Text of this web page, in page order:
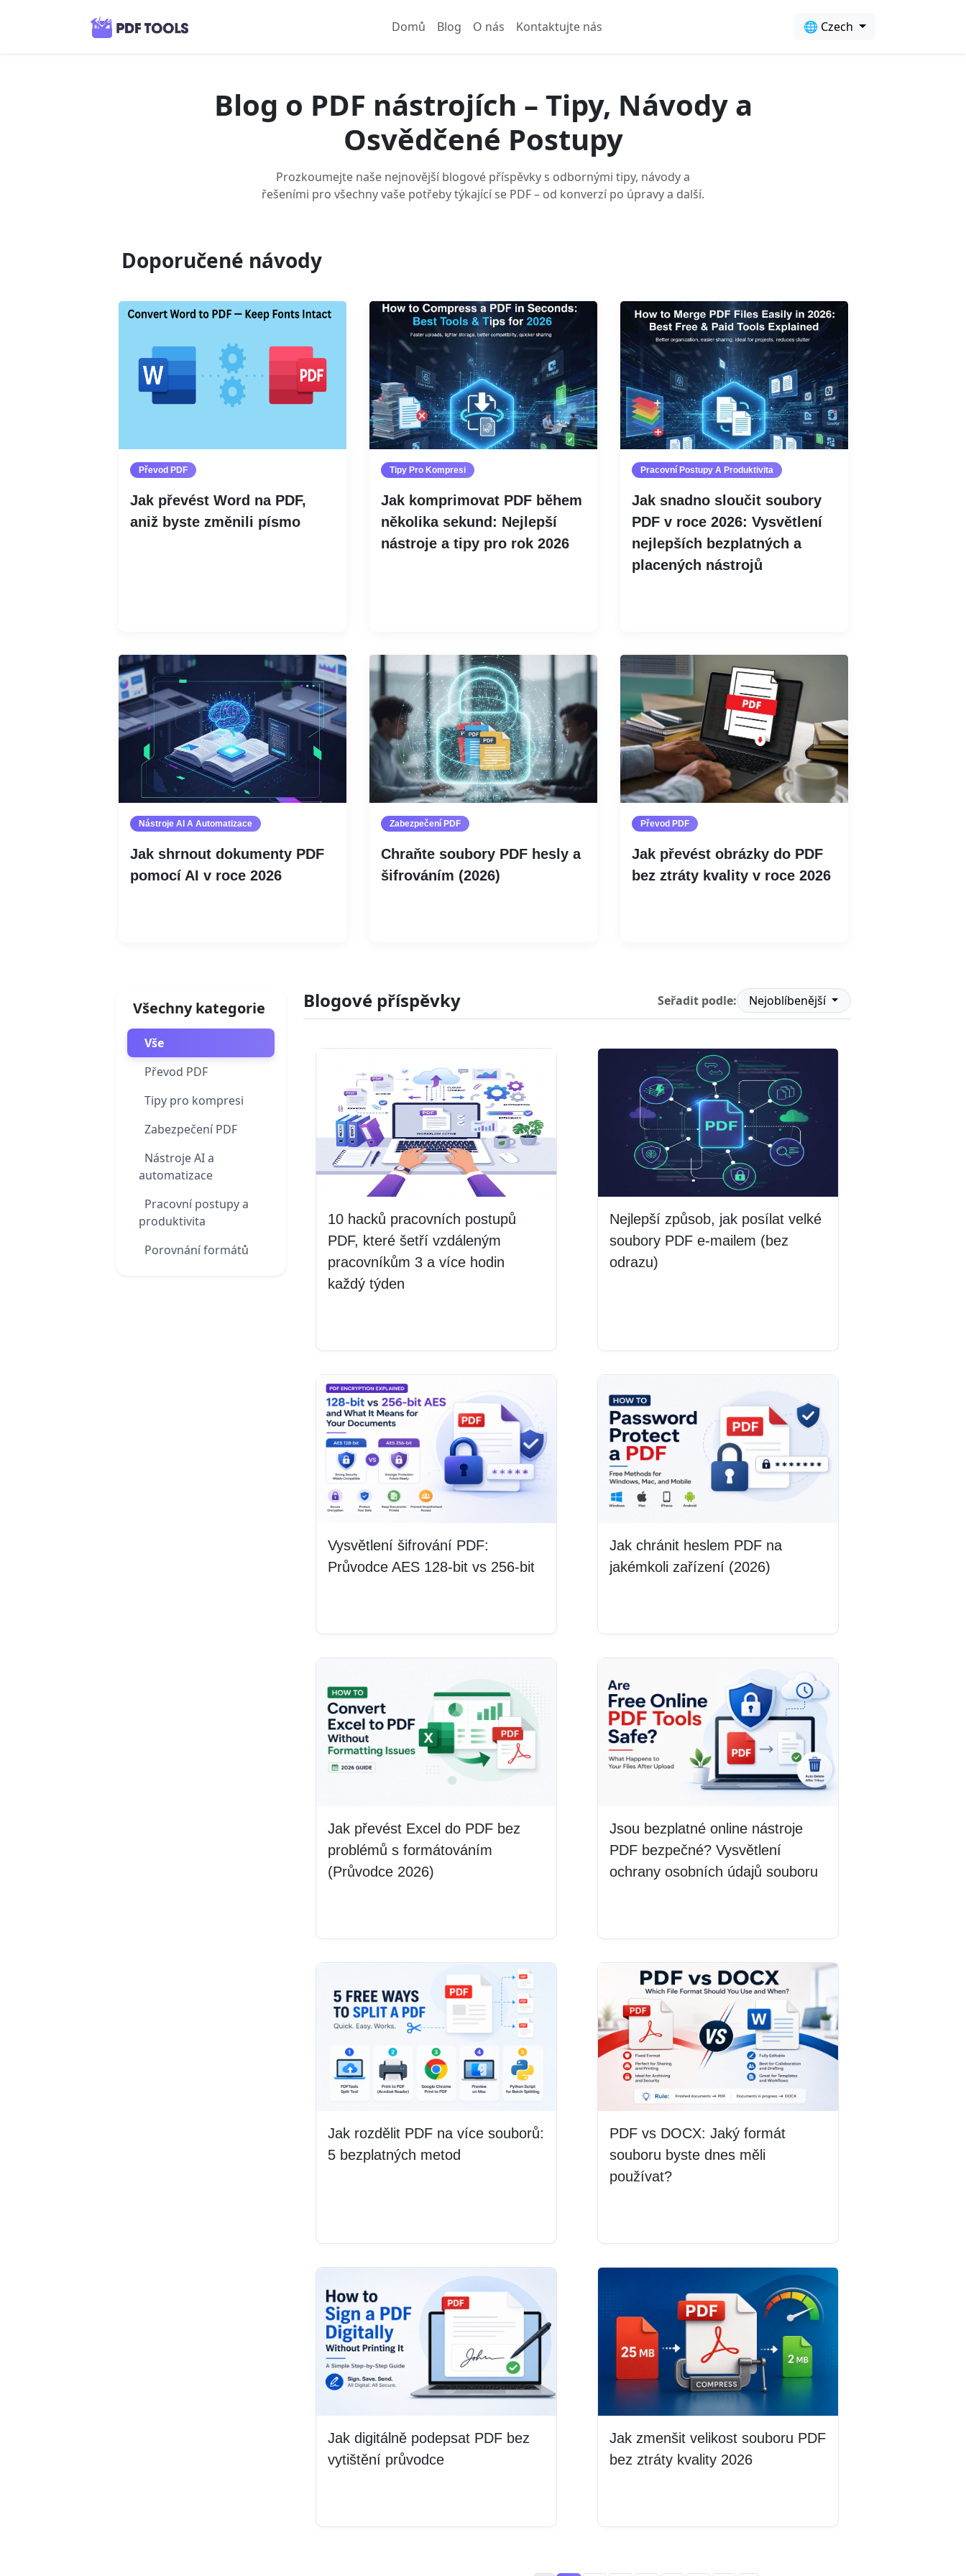
Domů Blog O nás Kontaktujte nás 🌐 Czech
Blog o PDF nástrojích – Tipy, Návody a
Osvědčené Postupy
Prozkoumejte naše nejnovější blogové příspěvky s odbornými tipy, návody a
řešeními pro všechny vaše potřeby týkající se PDF – od konverzí po úpravy a další.
Doporučené návody
Převod PDF
Jak převést Word na PDF,
aniž byste změnili písmo
Tipy Pro Kompresi
Jak komprimovat PDF během
několika sekund: Nejlepší
nástroje a tipy pro rok 2026
Pracovní Postupy A Produktivita
Jak snadno sloučit soubory
PDF v roce 2026: Vysvětlení
nejlepších bezplatných a
placených nástrojů
Nástroje AI A Automatizace
Jak shrnout dokumenty PDF
pomocí AI v roce 2026
Zabezpečení PDF
Chraňte soubory PDF hesly a
šifrováním (2026)
Převod PDF
Jak převést obrázky do PDF
bez ztráty kvality v roce 2026
Všechny kategorie
Vše
Převod PDF
Tipy pro kompresi
Zabezpečení PDF
Nástroje AI a
automatizace
Pracovní postupy a
produktivita
Porovnání formátů
Blogové příspěvky Seřadit podle: Nejoblíbenější
10 hacků pracovních postupů
PDF, které šetří vzdáleným
pracovníkům 3 a více hodin
každý týden
Nejlepší způsob, jak posílat velké
soubory PDF e-mailem (bez
odrazu)
Vysvětlení šifrování PDF:
Průvodce AES 128-bit vs 256-bit
Jak chránit heslem PDF na
jakémkoli zařízení (2026)
Jak převést Excel do PDF bez
problémů s formátováním
(Průvodce 2026)
Jsou bezplatné online nástroje
PDF bezpečné? Vysvětlení
ochrany osobních údajů souboru
Jak rozdělit PDF na více souborů:
5 bezplatných metod
PDF vs DOCX: Jaký formát
souboru byste dnes měli
používat?
Jak digitálně podepsat PDF bez
vytištění průvodce
Jak zmenšit velikost souboru PDF
bez ztráty kvality 2026